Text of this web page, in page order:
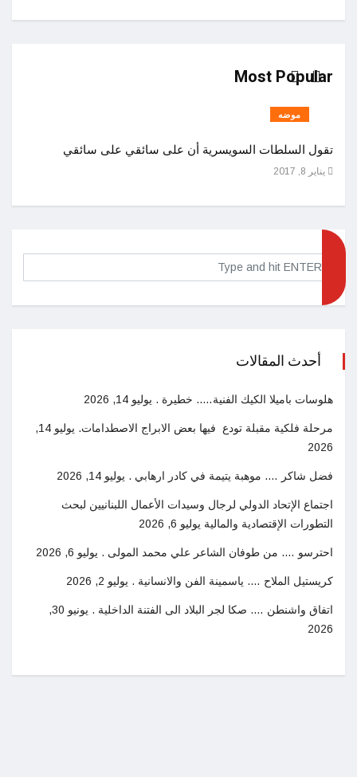
Most Popular
موضه
تقول السلطات السويسرية أن على سائقي على سائقي
يناير 8, 2017
أحدث المقالات
هلوسات باميلا الكيك الفنية….. خطيرة . يوليو 14, 2026
مرحلة فلكية مقبلة تودع فيها بعض الابراج الاصطدامات.
يوليو 14,
2026
فضل شاكر …. موهبة يتيمة في كادر ارهابي . يوليو 14, 2026
اجتماع الإتحاد الدولي لرجال وسيدات الأعمال اللبنانيين لبحث
التطورات الإقتصادية والمالية يوليو 6, 2026
احترسو …. من طوفان الشاعر علي محمد المولى . يوليو 6, 2026
كريستيل الملاح …. ياسمينة الفن والانسانية . يوليو 2, 2026
اتفاق واشنطن …. صكا لجر البلاد الى الفتنة الداخلية .
يونيو 30,
2026